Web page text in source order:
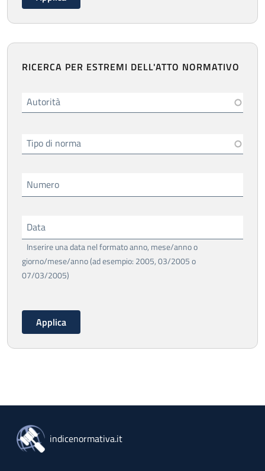
RICERCA PER ESTREMI DELL'ATTO NORMATIVO
Autorità
Tipo di norma
Numero
Data
Inserire una data nel formato anno, mese/anno o
giorno/mese/anno (ad esempio: 2005, 03/2005 o
07/03/2005)
indicenormativa.it